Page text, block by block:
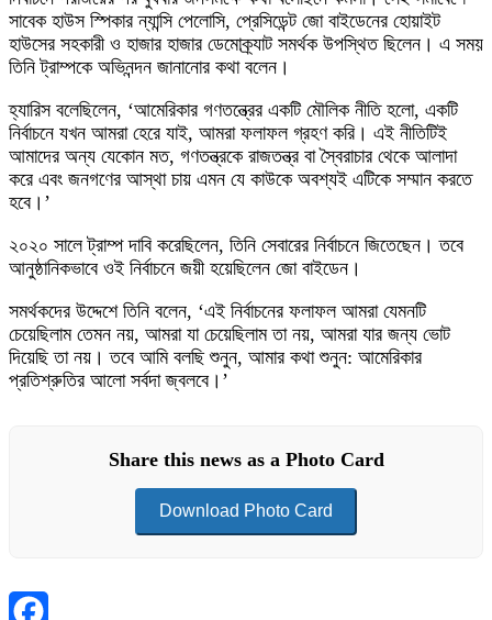
সাবেক হাউস স্পিকার ন্যান্সি পেলোসি, প্রেসিডেন্ট জো বাইডেনের হোয়াইট
হাউসের সহকারী ও হাজার হাজার ডেমোক্র্যাট সমর্থক উপস্থিত ছিলেন। এ সময়
তিনি ট্রাম্পকে অভিনন্দন জানানোর কথা বলেন।
হ্যারিস বলেছিলেন, ‘আমেরিকার গণতন্ত্রের একটি মৌলিক নীতি হলো, একটি
নির্বাচনে যখন আমরা হেরে যাই, আমরা ফলাফল গ্রহণ করি। এই নীতিটিই
আমাদের অন্য যেকোন মত, গণতন্ত্রকে রাজতন্ত্র বা স্বৈরাচার থেকে আলাদা
করে এবং জনগণের আস্থা চায় এমন যে কাউকে অবশ্যই এটিকে সম্মান করতে
হবে।’
২০২০ সালে ট্রাম্প দাবি করেছিলেন, তিনি সেবারের নির্বাচনে জিতেছেন। তবে
আনুষ্ঠানিকভাবে ওই নির্বাচনে জয়ী হয়েছিলেন জো বাইডেন।
সমর্থকদের উদ্দেশে তিনি বলেন, ‘এই নির্বাচনের ফলাফল আমরা যেমনটি
চেয়েছিলাম তেমন নয়, আমরা যা চেয়েছিলাম তা নয়, আমরা যার জন্য ভোট
দিয়েছি তা নয়। তবে আমি বলছি শুনুন, আমার কথা শুনুন: আমেরিকার
প্রতিশ্রুতির আলো সর্বদা জ্বলবে।’
Share this news as a Photo Card
Download Photo Card